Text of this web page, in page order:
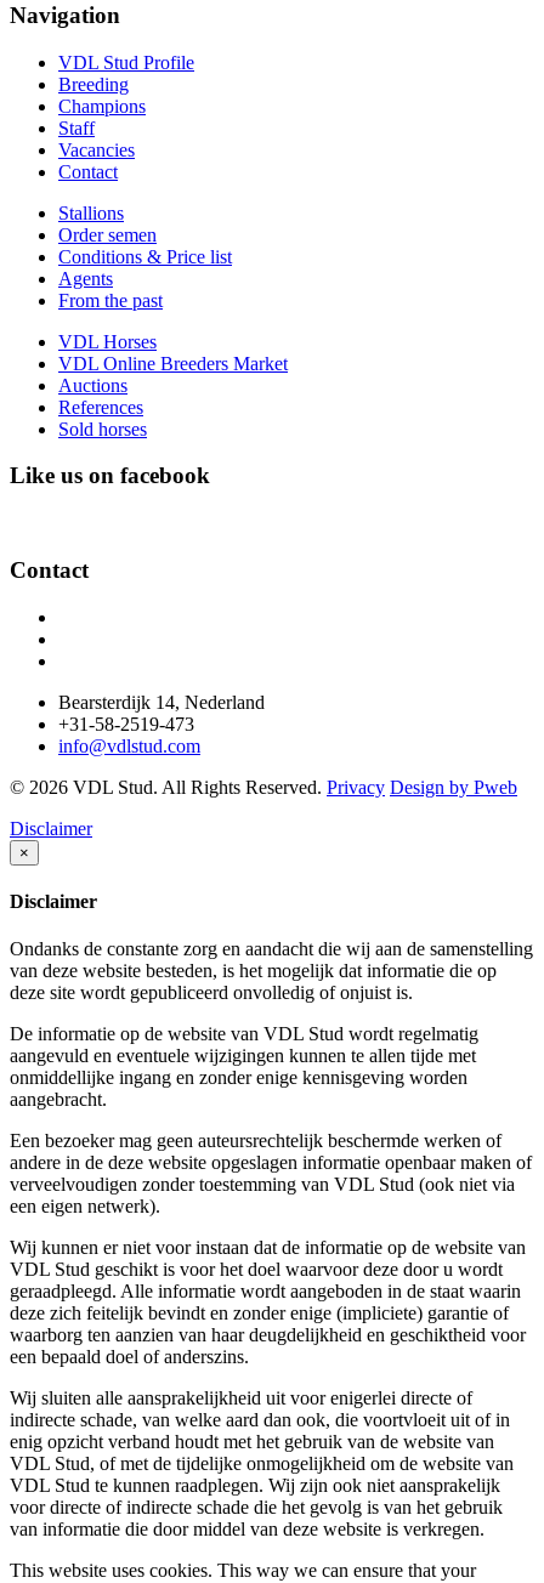
Navigation
VDL Stud Profile
Breeding
Champions
Staff
Vacancies
Contact
Stallions
Order semen
Conditions & Price list
Agents
From the past
VDL Horses
VDL Online Breeders Market
Auctions
References
Sold horses
Like us on facebook
Contact
Bearsterdijk 14, Nederland
+31-58-2519-473
info@vdlstud.com
© 2026 VDL Stud. All Rights Reserved. Privacy Design by Pweb
Disclaimer
×
Disclaimer
Ondanks de constante zorg en aandacht die wij aan de samenstelling
van deze website besteden, is het mogelijk dat informatie die op
deze site wordt gepubliceerd onvolledig of onjuist is.
De informatie op de website van VDL Stud wordt regelmatig
aangevuld en eventuele wijzigingen kunnen te allen tijde met
onmiddellijke ingang en zonder enige kennisgeving worden
aangebracht.
Een bezoeker mag geen auteursrechtelijk beschermde werken of
andere in de deze website opgeslagen informatie openbaar maken of
verveelvoudigen zonder toestemming van VDL Stud (ook niet via
een eigen netwerk).
Wij kunnen er niet voor instaan dat de informatie op de website van
VDL Stud geschikt is voor het doel waarvoor deze door u wordt
geraadpleegd. Alle informatie wordt aangeboden in de staat waarin
deze zich feitelijk bevindt en zonder enige (impliciete) garantie of
waarborg ten aanzien van haar deugdelijkheid en geschiktheid voor
een bepaald doel of anderszins.
Wij sluiten alle aansprakelijkheid uit voor enigerlei directe of
indirecte schade, van welke aard dan ook, die voortvloeit uit of in
enig opzicht verband houdt met het gebruik van de website van
VDL Stud, of met de tijdelijke onmogelijkheid om de website van
VDL Stud te kunnen raadplegen. Wij zijn ook niet aansprakelijk
voor directe of indirecte schade die het gevolg is van het gebruik
van informatie die door middel van deze website is verkregen.
This website uses cookies. This way we can ensure that your